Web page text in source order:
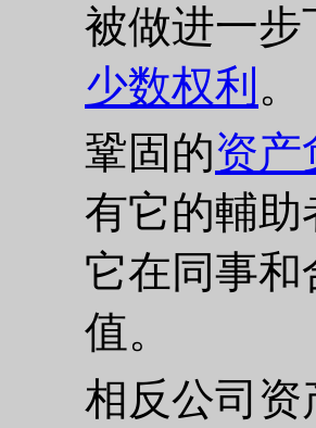
被做进一步
少数权利 。
鞏固的资产
有它的輔助
它在同事
值。
相反公司资